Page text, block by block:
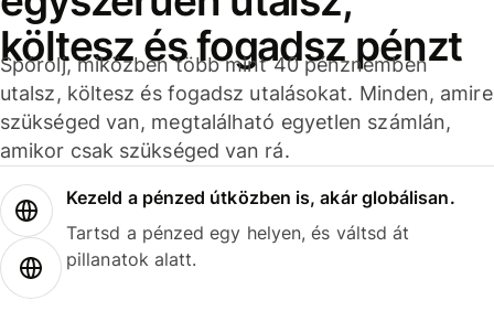
költesz és fogadsz pénzt
Spórolj, miközben több mint 40 pénznemben
utalsz, költesz és fogadsz utalásokat. Minden, amire
szükséged van, megtalálható egyetlen számlán,
amikor csak szükséged van rá.
Kezeld a pénzed útközben is, akár globálisan.
Tartsd a pénzed egy helyen, és váltsd át
pillanatok alatt.